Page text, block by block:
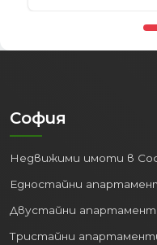
София
Недвижими имоти в
Едностайни
Двустайни
Тристайни